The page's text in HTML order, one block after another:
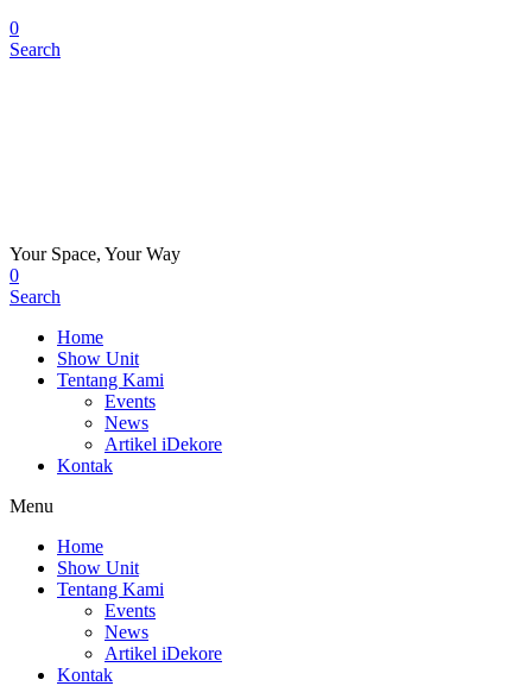
0
Search
Your Space, Your Way
0
Search
Home
Show Unit
Tentang Kami
Events
News
Artikel iDekore
Kontak
Menu
Home
Show Unit
Tentang Kami
Events
News
Artikel iDekore
Kontak